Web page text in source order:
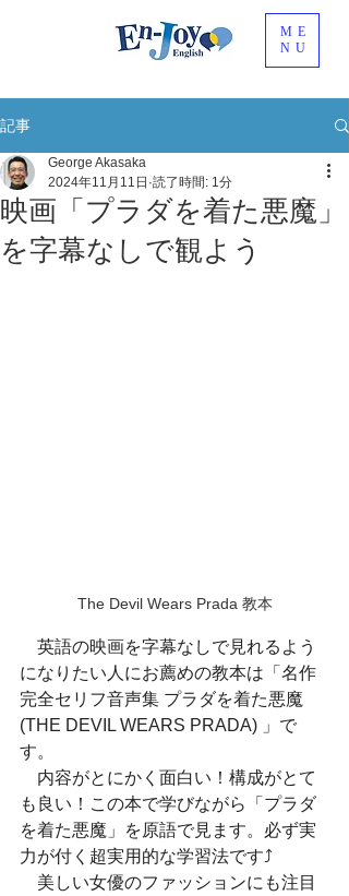
ME
NU
記事
映画「プラダを着た悪魔」
を字幕なしで観よう
George Akasaka
2024年11月11日 読了時間: 1分
The Devil Wears Prada 教本
英語の映画を字幕なしで見れるよう
になりたい人にお薦めの教本は「名作
完全セリフ音声集 プラダを着た悪魔
(THE DEVIL WEARS PRADA) 」で
す。
内容がとにかく面白い！構成がとて
も良い！この本で学びながら「プラダ
を着た悪魔」を原語で見ます。必ず実
力が付く超実用的な学習法です⤴
美しい女優のファッションにも注目